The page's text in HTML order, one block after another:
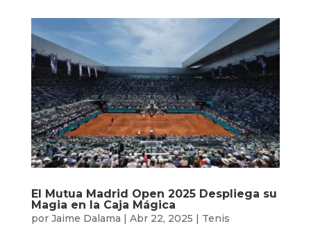
El Mutua Madrid Open 2025 Despliega su
Magia en la Caja Mágica
por Jaime Dalama | Abr 22, 2025 | Tenis